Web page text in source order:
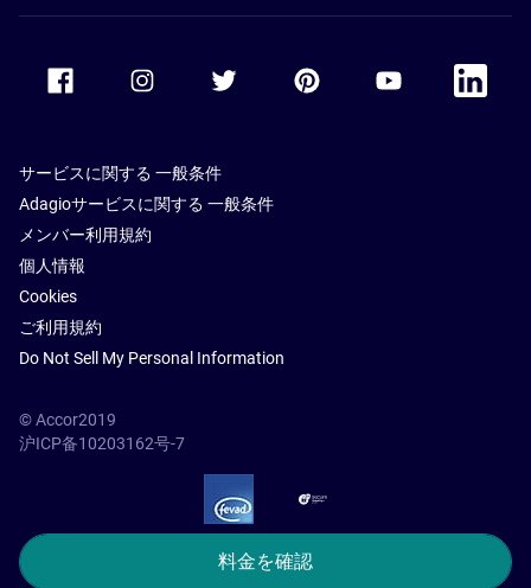
料金を確認
Accor Facebook Accor TwitterAccor PinterestAccor Youtube
Accor
サービスに関する 一般条件
Adagioサービスに関する 一般条件
メンバー利用規約
個人情報
Cookies
ご利用規約
Do Not Sell My Personal Information
© Accor2019
沪ICP备10203162号-7